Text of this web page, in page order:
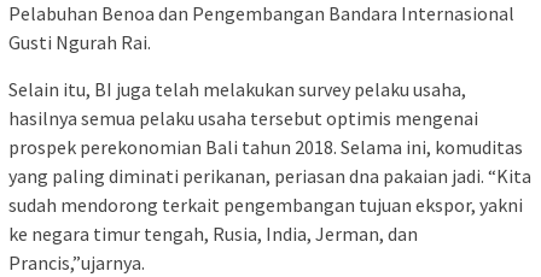
Pelabuhan Benoa dan Pengembangan Bandara Internasional
Gusti Ngurah Rai.
Selain itu, BI juga telah melakukan survey pelaku usaha,
hasilnya semua pelaku usaha tersebut optimis mengenai
prospek perekonomian Bali tahun 2018. Selama ini, komuditas
yang paling diminati perikanan, periasan dna pakaian jadi. “Kita
sudah mendorong terkait pengembangan tujuan ekspor, yakni
ke negara timur tengah, Rusia, India, Jerman, dan
Prancis,”ujarnya.